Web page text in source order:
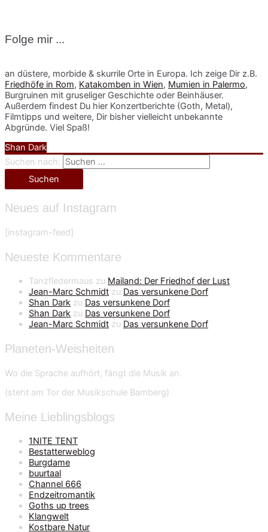
Folge mir ...
an düstere, morbide & skurrile Orte in Europa. Ich zeige Dir z.B.
Friedhöfe in Rom, Katakomben in Wien, Mumien in Palermo,
Burgruinen mit gruseliger Geschichte oder Beinhäuser.
Außerdem findest Du hier Konzertberichte (Goth, Metal),
Filmtipps und weitere, Dir bisher vielleicht unbekannte
Abgründe. Viel Spaß!
Shan Dark
Suchen nach:
Neues auf Instagram
[instagram-feed]
Neueste Kommentare
Tanzfledermaus zu Mailand: Der Friedhof der Lust
Jean-Marc Schmidt zu Das versunkene Dorf
Shan Dark zu Das versunkene Dorf
Shan Dark zu Das versunkene Dorf
Jean-Marc Schmidt zu Das versunkene Dorf
Planeten-Weisheiten
Wo die Sprache aufhört, fängt die Musik an.
(steht am Tor der Musikschule Bamberg)
Meine Lieblingsblogs
1NITE TENT
Bestatterweblog
Burgdame
buurtaal
Channel 666
Endzeitromantik
Goths up trees
Klangwelt
Kostbare Natur